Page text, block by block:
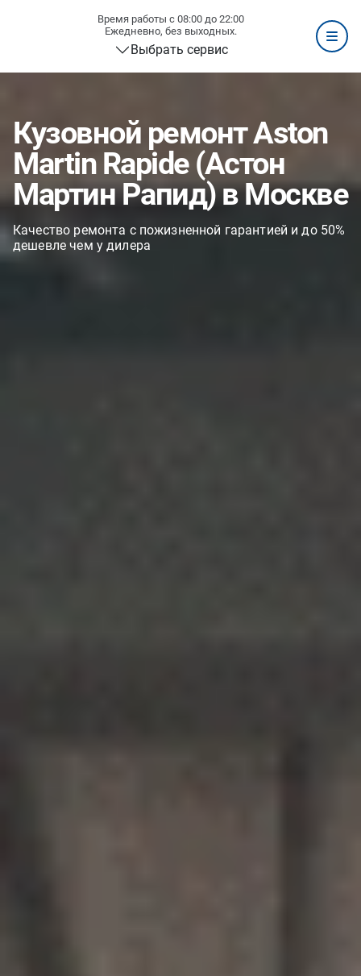
Время работы с 08:00 до 22:00
Ежедневно, без выходных.
Выбрать сервис
Кузовной ремонт Aston
Martin Rapide (Астон
Мартин Рапид) в Москве
Качество ремонта с пожизненной гарантией и до 50%
дешевле чем у дилера